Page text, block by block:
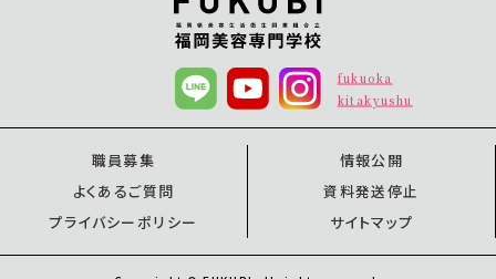
fukuoka
kitakyushu
職員募集
情報公開
よくあるご質問
資料発送停止
プライバシーポリシー
サイトマップ